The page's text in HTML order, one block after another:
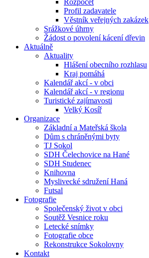
Rozpočet
Profil zadavatele
Věstník veřejných zakázek
Srážkové úhrny
Žádost o povolení kácení dřevin
Aktuálně
Aktuality
Hlášení obecního rozhlasu
Kraj pomáhá
Kalendář akcí - v obci
Kalendář akcí - v regionu
Turistické zajímavosti
Velký Kosíř
Organizace
Základní a Mateřská škola
Dům s chráněnými byty
TJ Sokol
SDH Čelechovice na Hané
SDH Studenec
Knihovna
Myslivecké sdružení Haná
Futsal
Fotografie
Společenský život v obci
Soutěž Vesnice roku
Letecké snímky
Fotografie obce
Rekonstrukce Sokolovny
Kontakt